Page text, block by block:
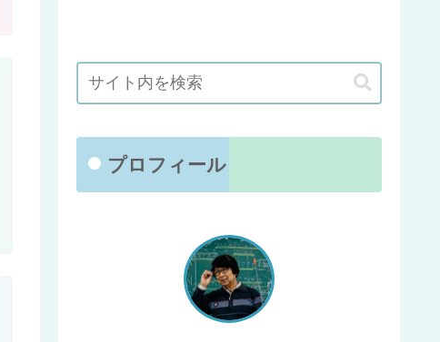
プロフィール